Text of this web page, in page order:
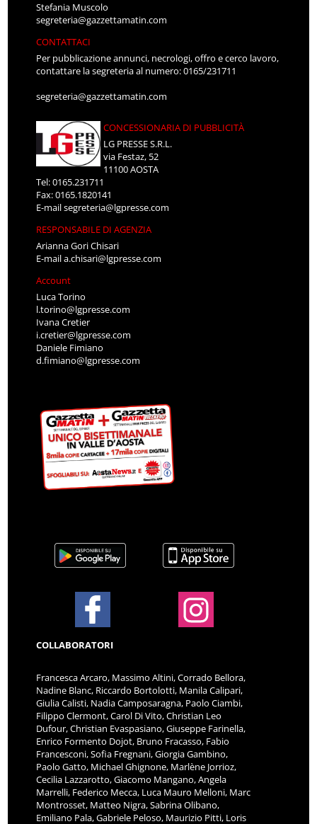
Stefania Muscolo
segreteria@gazzettamatin.com
CONTATTACI
Per pubblicazione annunci, necrologi, offro e cerco lavoro,
contattare la segreteria al numero: 0165/231711
segreteria@gazzettamatin.com
CONCESSIONARIA DI PUBBLICITÀ
LG PRESSE S.R.L.
via Festaz, 52
11100 AOSTA
Tel: 0165.231711
Fax: 0165.1820141
E-mailsegreteria@lgpresse.com
RESPONSABILE DI AGENZIA
Arianna Gori Chisari
E-maila.chisari@lgpresse.com
Account
Luca Torino
l.torino@lgpresse.com
Ivana Cretier
i.cretier@lgpresse.com
Daniele Fimiano
d.fimiano@lgpresse.com
COLLABORATORI
Francesca Arcaro, Massimo Altini, Corrado Bellora,
Nadine Blanc, Riccardo Bortolotti, Manila Calipari,
Giulia Calisti, Nadia Camposaragna, Paolo Ciambi,
Filippo Clermont, Carol Di Vito, Christian Leo
Dufour, Christian Evaspasiano, Giuseppe Farinella,
Enrico Formento Dojot, Bruno Fracasso, Fabio
Francesconi, Sofia Fregnani, Giorgia Gambino,
Paolo Gatto, Michael Ghignone, Marlène Jorrioz,
Cecilia Lazzarotto, Giacomo Mangano, Angela
Marrelli, Federico Mecca, Luca Mauro Melloni, Marc
Montrosset, Matteo Nigra, Sabrina Olibano,
Emiliano Pala, Gabriele Peloso, Maurizio Pitti, Loris